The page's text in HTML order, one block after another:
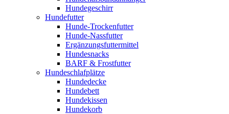
Hundegeschirr
Hundefutter
Hunde-Trockenfutter
Hunde-Nassfutter
Ergänzungsfuttermittel
Hundesnacks
BARF & Frostfutter
Hundeschlafplätze
Hundedecke
Hundebett
Hundekissen
Hundekorb